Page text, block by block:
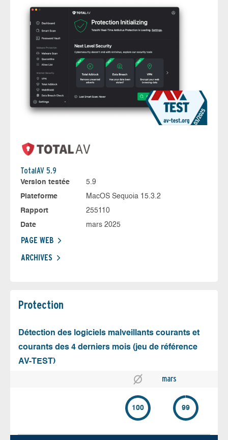
TotalAV 5.9
Version testée
5.9
Plateforme
MacOS Sequoia 15.3.2
Rapport
255110
Date
mars 2025
PAGE WEB
ARCHIVES
Protection
Détection des logiciels malveillants courants et
courants des 4 derniers mois (jeu de référence
AV-TEST)
mars
100 99